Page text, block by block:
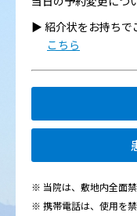
▶︎ 紹介状をお持ちで
こちら
※ 当院は、敷地内全面禁
※ 携帯電話は、使用を